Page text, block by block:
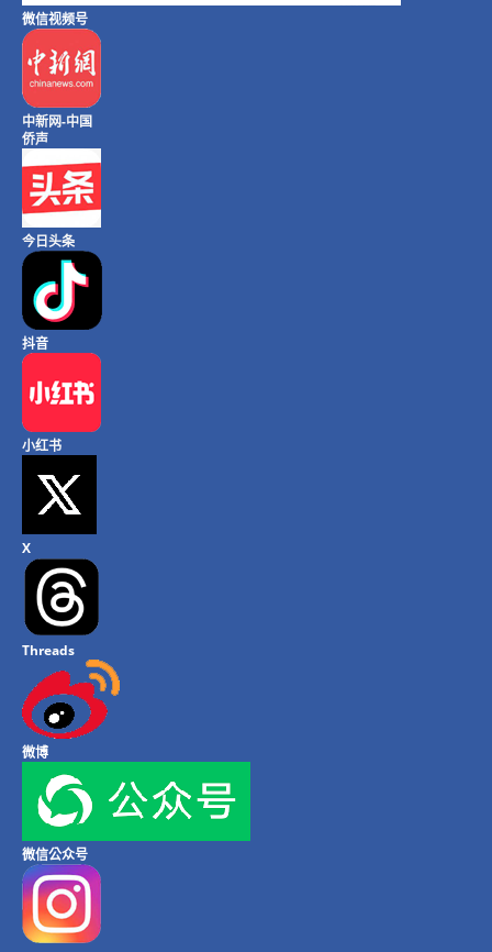
微信视频号
中新网-中国
侨声
今日头条
抖音
小红书
X
Threads
微博
微信公众号